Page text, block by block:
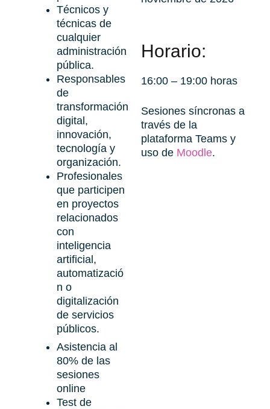
Técnicos y
técnicas de
cualquier
administración
pública.
Responsables
de
transformación
digital,
innovación,
tecnología y
organización.
Profesionales
que participen
en proyectos
relacionados
con
inteligencia
artificial,
automatizació
n o
digitalización
de servicios
públicos.
Asistencia al
80% de las
sesiones
online
Test de
Horario:
16:00 – 19:00 horas
Sesiones síncronas a
través de la
plataforma Teams y
uso de Moodle.